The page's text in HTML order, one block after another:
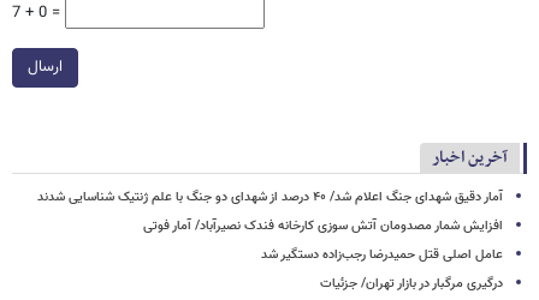
7 + 0 =
ارسال
آخرین اخبار
آمار دقیق شهدای جنگ اعلام شد/ ۴۰ درصد از شهدای دو جنگ با علم ژنتیک شناسایی شدند
افزایش شمار مصدومان آتش سوزی کارخانه فندک نصیرآباد/ آمار فوتی
عامل اصلی قتل حمیدرضا رجب‌زاده دستگیر شد
درگیری مرگبار در بازار تهران/ جزئیات